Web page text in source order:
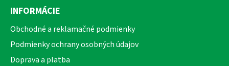
INFORMÁCIE
Obchodné a reklamačné podmienky
Podmienky ochrany osobných údajov
Doprava a platba